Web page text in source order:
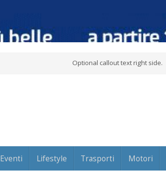
Optional callout text right side.
Eventi Lifestyle Trasporti Motori